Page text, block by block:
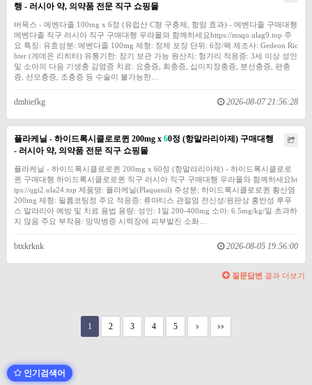
행 - 러시아 약, 의약품 전문 직구 쇼핑몰
버목스 - 메벤다졸 100mg x 6정 (유럽산 C형 구충제, 항암 효과) - 메벤다졸 구매대행
메벤다졸 직구 러시아 직구 구매대행 우라몰와 함께하세요https://msqo.ulag9.top 주
요 특징: 유효성분: 메벤다졸 100mg 제형: 정제 포장 단위: 6정/팩 제조사: Gedeon Ric
hter (게데온 리히터) 유통기한: 장기 보관 가능 원산지: 헝가리 적응증: 3세 이상 성인
및 소아의 다음 기생충 감염증 치료: 요충증, 회충증, 십이지장충증, 분선충증, 편충
증, 선모충증, 조충증 등 수술이 불가능한…
dmhiefkg 2026-08-07 21:56:28
플라케닐 - 하이드록시클로로퀸 200mg x 60정 (항말라리아제) 구매대행
- 러시아 약, 의약품 전문 직구 쇼핑몰
플라케닐 - 하이드록시클로로퀸 200mg x 60정 (항말라리아제) - 하이드록시클로로
퀸 구매대행 하이드록시클로로퀸 직구 러시아 직구 구매대행 우라몰와 함께하세요ht
tps://qgi2.ula24.top 제품명: 플라케닐(Plaquenil) 주성분: 하이드록시클로로퀸 황산염
200mg 제형: 필름코팅정 주요 적응증: 류마티스 관절염 전신성/원판상 홍반성 루푸
스 말라리아 예방 및 치료 용법 용량: 성인: 1일 200-400mg 소아: 6.5mg/kg/일 초과하
지 않음 주요 부작용: 망막병증 시력장애 피부발진 소화…
btxkrknk 2026-08-05 19:56:00
질문답변 결과 더보기
1 2 3 4 5
인기검색어